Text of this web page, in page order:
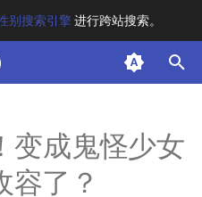
别搜索引擎进行跨站搜索。
变成鬼怪少女
容了？